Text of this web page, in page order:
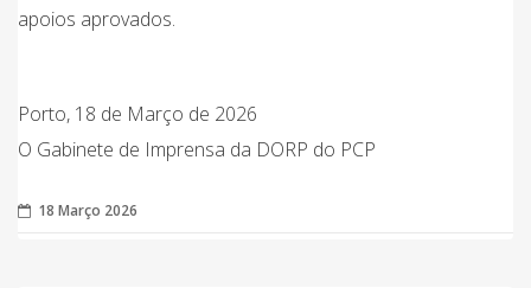
apoios aprovados.
Porto, 18 de Março de 2026
O Gabinete de Imprensa da DORP do PCP
18 Março 2026